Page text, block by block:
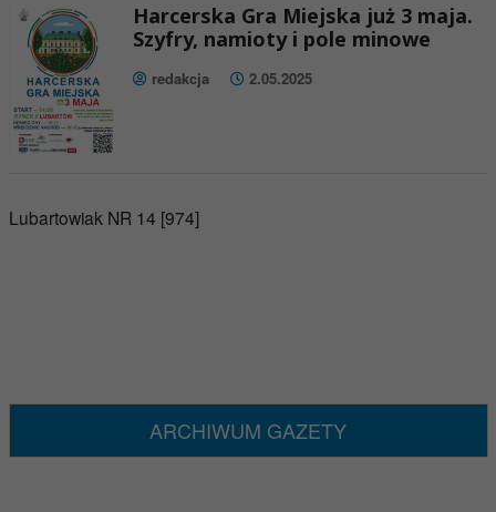
Harcerska Gra Miejska już 3 maja.
Szyfry, namioty i pole minowe
redakcja 2.05.2025
Lubartowiak NR 14 [974]
ARCHIWUM GAZETY